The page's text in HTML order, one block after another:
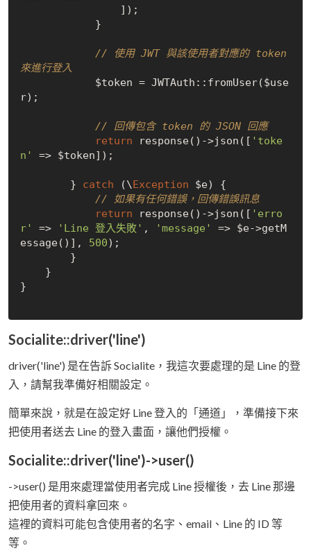
// 使用 JWT 與該使用者對應的 token
來進行登入
r);
// 回傳包含 token 的 JSON 回應
return response()->json([ 'toke
n'
=> $token]);
        }
catch (\Exception $e) {
// 如果有任何錯誤，回傳錯誤訊息
return response()->json([ 'erro
r'
=> 'Line 登入失敗' , 'message'
=> $e->getM
essage()], 500);
}
Socialite::driver('line')
driver('line') 是在告訴 Socialite，我這次要處理的是 Line 的登
入，請幫我準備好相關設定。
簡單來說，就是在設定好 Line 登入的「通道」，準備接下來
把使用者送去 Line 的登入畫面，讓他們授權。
Socialite::driver('line')->user()
->user() 是用來處理當使用者完成 Line 授權後，去 Line 那邊
把使用者的資料拿回來。
這裡的資料可能包含使用者的名字、email、Line 的 ID 等
等。